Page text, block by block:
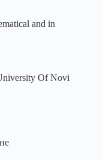
and in
Of Novi